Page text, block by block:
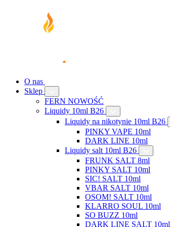
O nas
Sklep
FERN NOWOŚĆ
Liquidy 10ml B26
Liquidy na nikotynie 10ml B26
PINKY VAPE 10ml
DARK LINE 10ml
Liquidy salt 10ml B26
FRUNK SALT 8ml
PINKY SALT 10ml
SIC! SALT 10ml
VBAR SALT 10ml
OSOM! SALT 10ml
KLARRO SOUL 10ml
SO BUZZ 10ml
DARK LINE SALT 10ml